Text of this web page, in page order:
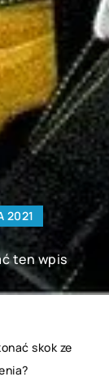
2021
ten wpis
skok ze